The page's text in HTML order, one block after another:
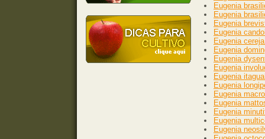
Eugenia
Eugenia
Eugenia
Eugenia
Eugenia
Eugenia
Eugenia
Eugenia
Eugenia
Eugenia
Eugenia
Eugenia
Eugenia
Eugenia
Eugenia